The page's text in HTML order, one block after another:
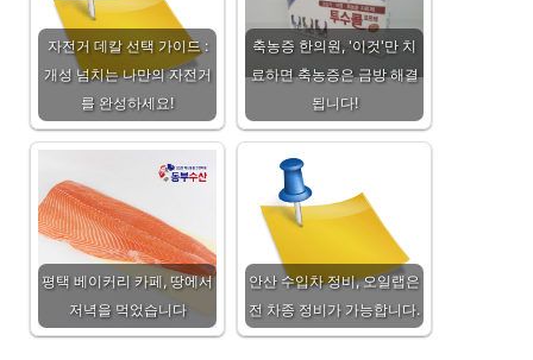
자전거 데칼 선택 가이드 :
개성 넘치는 나만의 자전거
를 완성하세요!
축농증 한의원, '이것'만 치
료하면 축농증은 금방 해결
됩니다!
평택 베이커리 카페, 땅에서
저녁을 먹었습니다
안산 수입차 정비, 오일랩은
전 차종 정비가 가능합니다.